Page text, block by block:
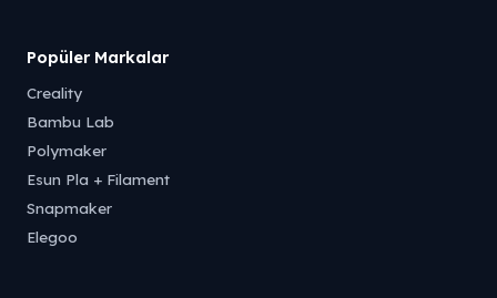
Popüler Markalar
Creality
Bambu Lab
Polymaker
Esun Pla + Filament
Snapmaker
Elegoo